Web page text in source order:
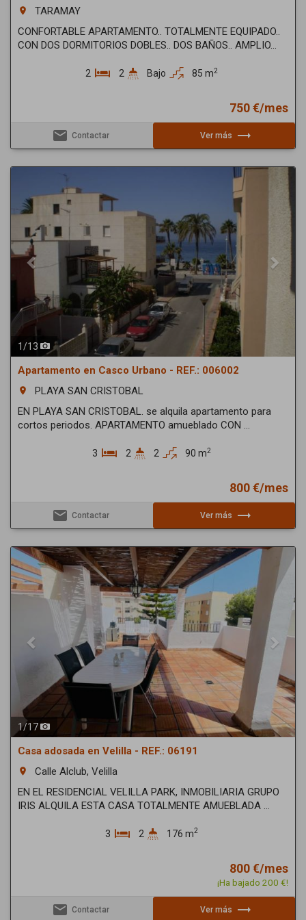
room
TARAMAY
CONFORTABLE APARTAMENTO.. TOTALMENTE EQUIPADO..
CON DOS DORMITORIOS DOBLES.. DOS BAÑOS.. AMPLIO...
2 2 Bajo 85 m2
750 €/mes
email Contactar Ver más trending_flat
Next
1/13
Apartamento en Casco Urbano - REF.: 006002
room
PLAYA SAN CRISTOBAL
EN PLAYA SAN CRISTOBAL. se alquila apartamento para
cortos periodos. APARTAMENTO amueblado CON ...
3 2 2 90 m2
800 €/mes
email Contactar Ver más trending_flat
Previous Next
1/17
Casa adosada en Velilla - REF.: 06191
room
Calle Alclub, Velilla
EN EL RESIDENCIAL VELILLA PARK, INMOBILIARIA GRUPO
IRIS ALQUILA ESTA CASA TOTALMENTE AMUEBLADA ...
3 2 176 m2
800 €/mes
¡Ha bajado 200 €!
email Contactar Ver más trending_flat